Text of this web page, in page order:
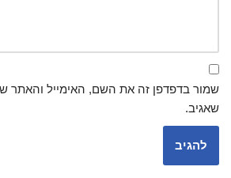
שמור בדפדפן זה את השם, האימייל והאתר
שאגיב.